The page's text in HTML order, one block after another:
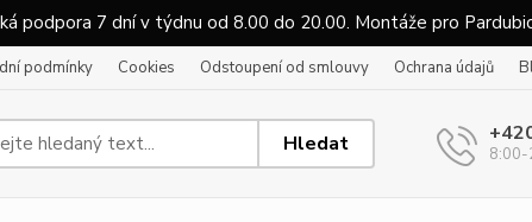
podpora 7 dní v týdnu od 8.00 do 20.00. Montáže pro
podmínky Cookies Odstoupení od smlouvy Ochrana údajů
Hledat 8:00-